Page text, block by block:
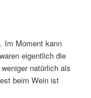
Im Moment kann
eigentlich die
natürlich als
beim Wein ist